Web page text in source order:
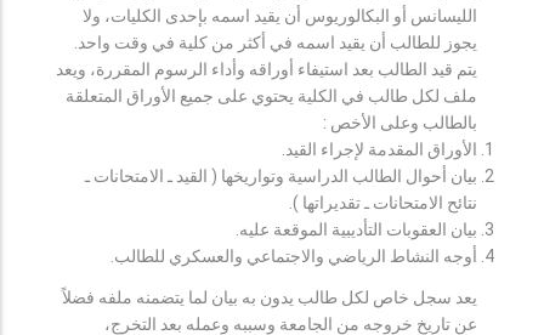
الليسانس أو البكالوريوس أن يقيد اسمه بإحدى الكليات، ولا
يجوز للطالب أن يقيد اسمه في أكثر من كلية في وقت واحد.
يتم قيد الطالب بعد استيفاء أوراقه وأداء الرسوم المقررة، ويعد
ملف لكل طالب في الكلية يحتوي على جميع الأوراق المتعلقة
بالطالب وعلى الأخص :
الأوراق المقدمة لإجراء القيد.
بيان أحوال الطالب الدراسية وتواريخها ( القيد ـ الامتحانات ـ
نتائح الامتحانات ـ تقديراتها ).
بيان العقوبات التأديبية الموقعة عليه.
أوجه النشاط الرياضي والاجتماعي والعسكري للطالب.
يعد سجل خاص لكل طالب يدون به بيان لما يتضمنه ملفه فضلاً
عن تاريخ خروجه من الجامعة وسببه وعمله بعد التخرج،